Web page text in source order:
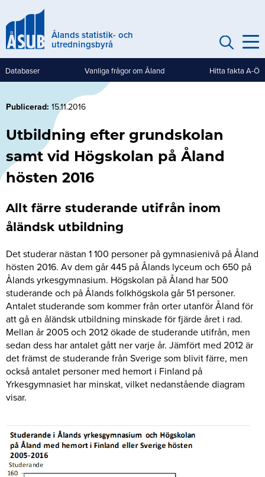
till
huvudinnehållÅlands statistik- och
utredningsbyrå
Genvägar
Databaser Vanliga frågor om Åland Hitta fakta A-Ö
Publicerad 15.11.2016
Utbildning efter grundskolan
samt vid Högskolan på Åland
hösten 2016
Allt färre studerande utifrån inom
åländsk utbildning
Det studerar nästan 1 100 personer på gymnasienivå på Åland
hösten 2016. Av dem går 445 på Ålands lyceum och 650 på
Ålands yrkesgymnasium. Högskolan på Åland har 500
studerande och på Ålands folkhögskola går 51 personer.
Antalet studerande som kommer från orter utanför Åland för
att gå en åländsk utbildning minskade för fjärde året i rad.
Mellan år 2005 och 2012 ökade de studerande utifrån, men
sedan dess har antalet gått ner varje år. Jämfört med 2012 är
det främst de studerande från Sverige som blivit färre, men
också antalet personer med hemort i Finland på
Yrkesgymnasiet har minskat, vilket nedanstående diagram
visar.